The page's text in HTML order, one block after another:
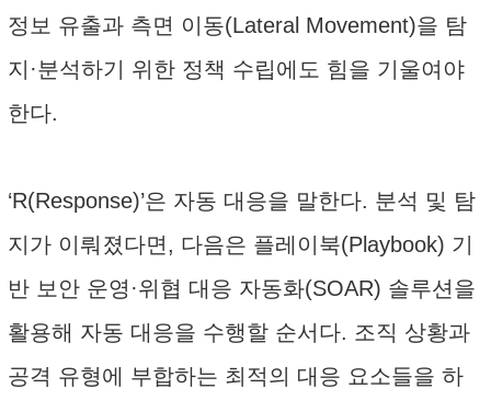
정보 유출과 측면 이동(Lateral Movement)을 탐
지·분석하기 위한 정책 수립에도 힘을 기울여야
한다.
‘R(Response)’은 자동 대응을 말한다. 분석 및 탐
지가 이뤄졌다면, 다음은 플레이북(Playbook) 기
반 보안 운영·위협 대응 자동화(SOAR) 솔루션을
활용해 자동 대응을 수행할 순서다. 조직 상황과
공격 유형에 부합하는 최적의 대응 요소들을 하